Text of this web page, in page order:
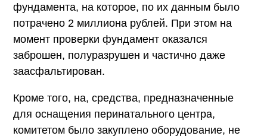
фундамента, на которое, по их данным было
потрачено 2 миллиона рублей. При этом на
момент проверки фундамент оказался
заброшен, полуразрушен и частично даже
заасфальтирован.
Кроме того, на, средства, предназначенные
для оснащения перинатального центра,
комитетом было закуплено оборудование, не